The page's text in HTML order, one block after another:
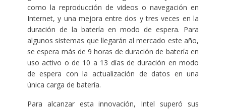
como la reproducción de videos o navegación en
Internet, y una mejora entre dos y tres veces en la
duración de la batería en modo de espera. Para
algunos sistemas que llegarán al mercado este año,
se espera más de 9 horas de duración de batería en
uso activo o de 10 a 13 días de duración en modo
de espera con la actualización de datos en una
única carga de batería.
Para alcanzar esta innovación, Intel superó sus